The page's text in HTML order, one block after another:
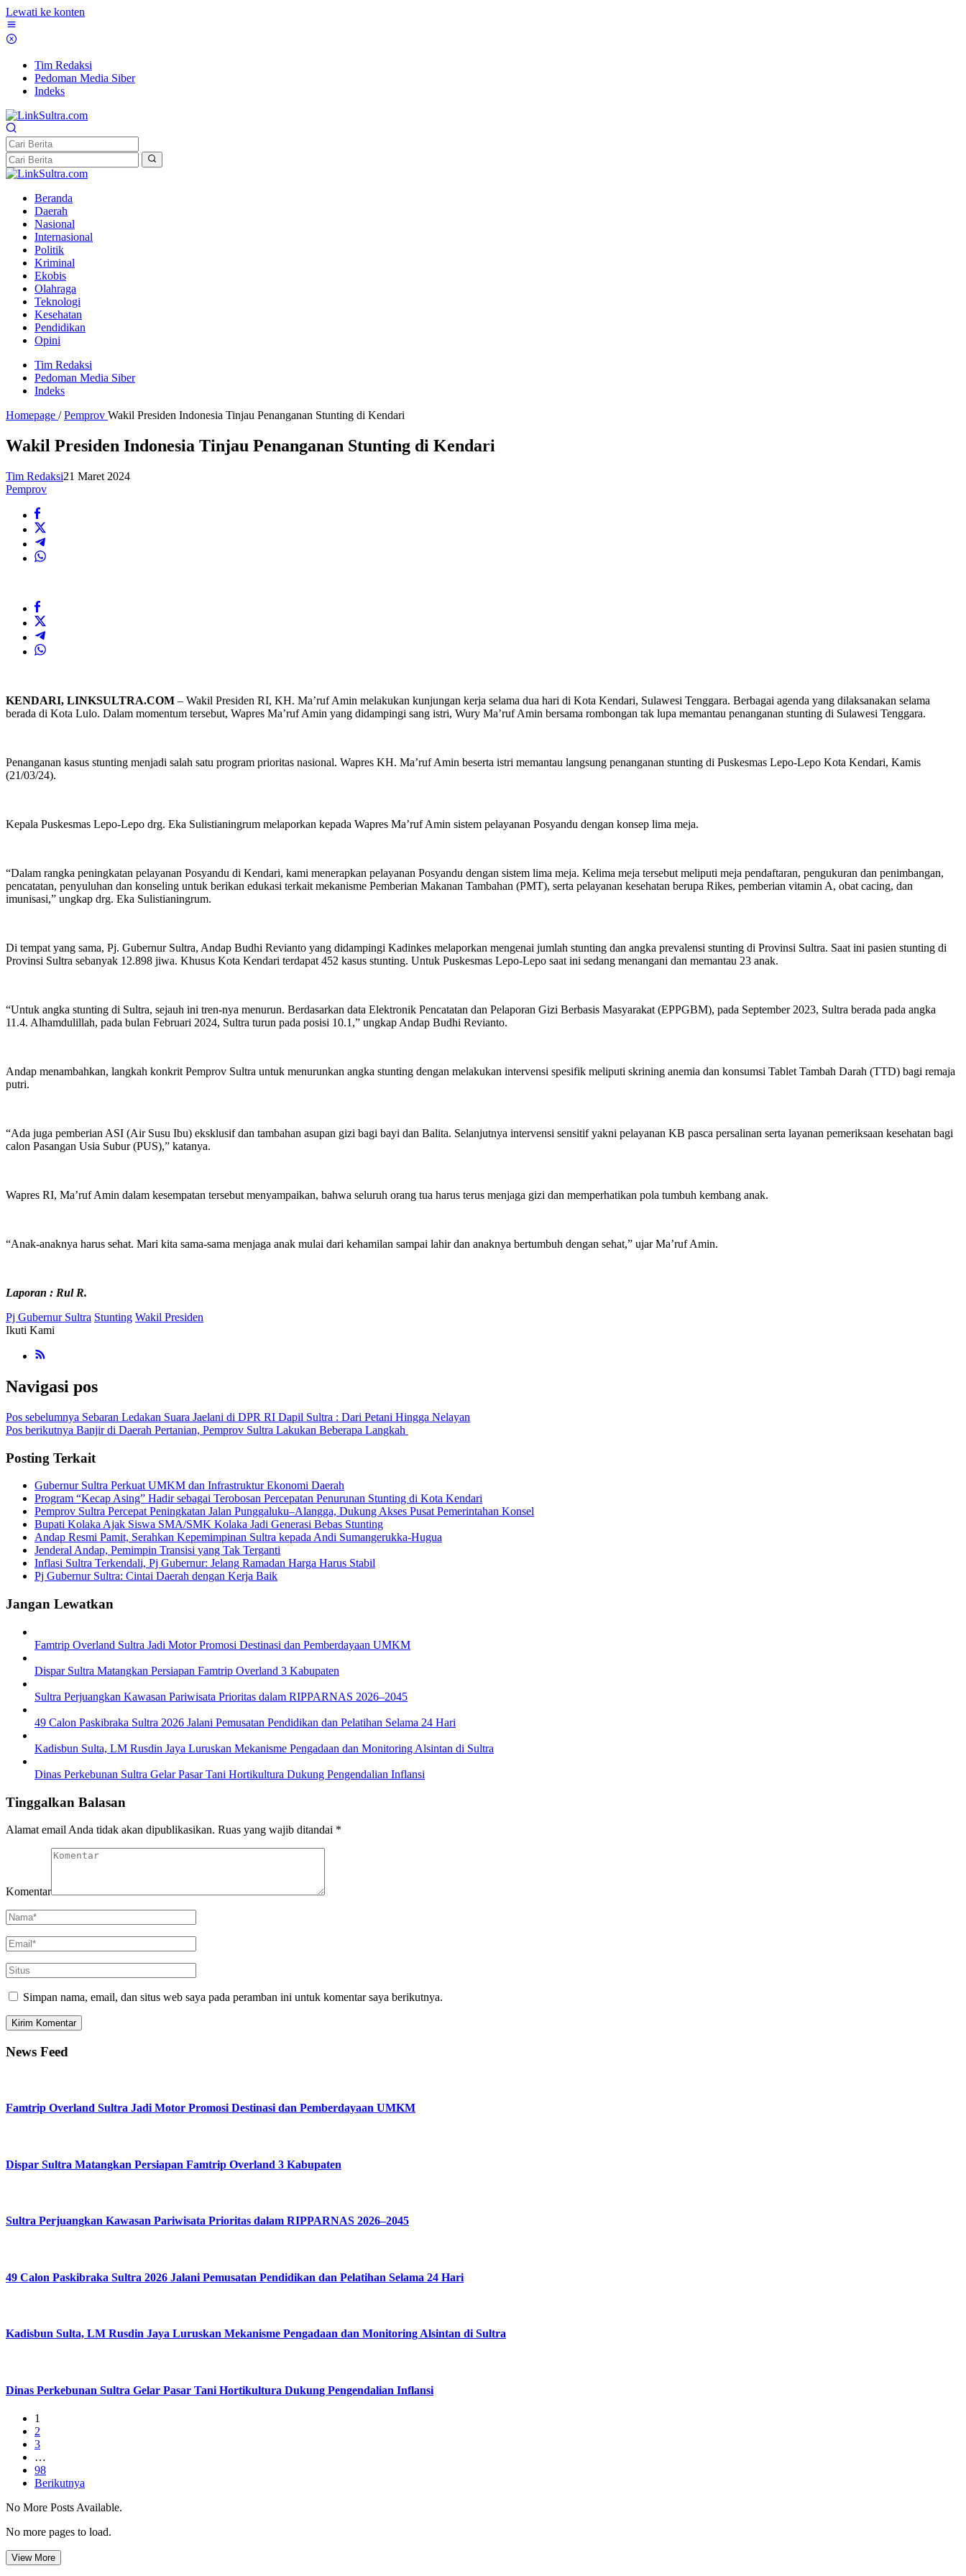
Lewati ke konten
Tim Redaksi
Pedoman Media Siber
Indeks
Beranda
Daerah
Nasional
Internasional
Politik
Kriminal
Ekobis
Olahraga
Teknologi
Kesehatan
Pendidikan
Opini
Tim Redaksi
Pedoman Media Siber
Indeks
Homepage / Pemprov Wakil Presiden Indonesia Tinjau Penanganan Stunting di Kendari
Wakil Presiden Indonesia Tinjau Penanganan Stunting di Kendari
Tim Redaksi21 Maret 2024
Pemprov
KENDARI, LINKSULTRA.COM – Wakil Presiden RI, KH. Ma’ruf Amin melakukan kunjungan kerja selama dua hari di Kota Kendari, Sulawesi Tenggara. Berbagai agenda yang dilaksanakan selama
berada di Kota Lulo. Dalam momentum tersebut, Wapres Ma’ruf Amin yang didampingi sang istri, Wury Ma’ruf Amin bersama rombongan tak lupa memantau penanganan stunting di Sulawesi Tenggara.
Penanganan kasus stunting menjadi salah satu program prioritas nasional. Wapres KH. Ma’ruf Amin beserta istri memantau langsung penanganan stunting di Puskesmas Lepo-Lepo Kota Kendari, Kamis
(21/03/24).
Kepala Puskesmas Lepo-Lepo drg. Eka Sulistianingrum melaporkan kepada Wapres Ma’ruf Amin sistem pelayanan Posyandu dengan konsep lima meja.
“Dalam rangka peningkatan pelayanan Posyandu di Kendari, kami menerapkan pelayanan Posyandu dengan sistem lima meja. Kelima meja tersebut meliputi meja pendaftaran, pengukuran dan penimbangan,
pencatatan, penyuluhan dan konseling untuk berikan edukasi terkait mekanisme Pemberian Makanan Tambahan (PMT), serta pelayanan kesehatan berupa Rikes, pemberian vitamin A, obat cacing, dan
imunisasi,” ungkap drg. Eka Sulistianingrum.
Di tempat yang sama, Pj. Gubernur Sultra, Andap Budhi Revianto yang didampingi Kadinkes melaporkan mengenai jumlah stunting dan angka prevalensi stunting di Provinsi Sultra. Saat ini pasien stunting di
Provinsi Sultra sebanyak 12.898 jiwa. Khusus Kota Kendari terdapat 452 kasus stunting. Untuk Puskesmas Lepo-Lepo saat ini sedang menangani dan memantau 23 anak.
“Untuk angka stunting di Sultra, sejauh ini tren-nya menurun. Berdasarkan data Elektronik Pencatatan dan Pelaporan Gizi Berbasis Masyarakat (EPPGBM), pada September 2023, Sultra berada pada angka
11.4. Alhamdulillah, pada bulan Februari 2024, Sultra turun pada posisi 10.1,” ungkap Andap Budhi Revianto.
Andap menambahkan, langkah konkrit Pemprov Sultra untuk menurunkan angka stunting dengan melakukan intervensi spesifik meliputi skrining anemia dan konsumsi Tablet Tambah Darah (TTD) bagi remaja
putri.
“Ada juga pemberian ASI (Air Susu Ibu) eksklusif dan tambahan asupan gizi bagi bayi dan Balita. Selanjutnya intervensi sensitif yakni pelayanan KB pasca persalinan serta layanan pemeriksaan kesehatan bagi
calon Pasangan Usia Subur (PUS),” katanya.
Wapres RI, Ma’ruf Amin dalam kesempatan tersebut menyampaikan, bahwa seluruh orang tua harus terus menjaga gizi dan memperhatikan pola tumbuh kembang anak.
“Anak-anaknya harus sehat. Mari kita sama-sama menjaga anak mulai dari kehamilan sampai lahir dan anaknya bertumbuh dengan sehat,” ujar Ma’ruf Amin.
Laporan : Rul R.
Pj Gubernur Sultra Stunting Wakil Presiden
Ikuti Kami
Navigasi pos
Pos sebelumnya Sebaran Ledakan Suara Jaelani di DPR RI Dapil Sultra : Dari Petani Hingga Nelayan
Pos berikutnya Banjir di Daerah Pertanian, Pemprov Sultra Lakukan Beberapa Langkah
Posting Terkait
Gubernur Sultra Perkuat UMKM dan Infrastruktur Ekonomi Daerah
Program “Kecap Asing” Hadir sebagai Terobosan Percepatan Penurunan Stunting di Kota Kendari
Pemprov Sultra Percepat Peningkatan Jalan Punggaluku–Alangga, Dukung Akses Pusat Pemerintahan Konsel
Bupati Kolaka Ajak Siswa SMA/SMK Kolaka Jadi Generasi Bebas Stunting
Andap Resmi Pamit, Serahkan Kepemimpinan Sultra kepada Andi Sumangerukka-Hugua
Jenderal Andap, Pemimpin Transisi yang Tak Terganti
Inflasi Sultra Terkendali, Pj Gubernur: Jelang Ramadan Harga Harus Stabil
Pj Gubernur Sultra: Cintai Daerah dengan Kerja Baik
Jangan Lewatkan
Famtrip Overland Sultra Jadi Motor Promosi Destinasi dan Pemberdayaan UMKM
Dispar Sultra Matangkan Persiapan Famtrip Overland 3 Kabupaten
Sultra Perjuangkan Kawasan Pariwisata Prioritas dalam RIPPARNAS 2026–2045
49 Calon Paskibraka Sultra 2026 Jalani Pemusatan Pendidikan dan Pelatihan Selama 24 Hari
Kadisbun Sulta, LM Rusdin Jaya Luruskan Mekanisme Pengadaan dan Monitoring Alsintan di Sultra
Dinas Perkebunan Sultra Gelar Pasar Tani Hortikultura Dukung Pengendalian Inflansi
Tinggalkan Balasan
Alamat email Anda tidak akan dipublikasikan. Ruas yang wajib ditandai *
Komentar
Simpan nama, email, dan situs web saya pada peramban ini untuk komentar saya berikutnya.
News Feed
Famtrip Overland Sultra Jadi Motor Promosi Destinasi dan Pemberdayaan UMKM
Dispar Sultra Matangkan Persiapan Famtrip Overland 3 Kabupaten
Sultra Perjuangkan Kawasan Pariwisata Prioritas dalam RIPPARNAS 2026–2045
49 Calon Paskibraka Sultra 2026 Jalani Pemusatan Pendidikan dan Pelatihan Selama 24 Hari
Kadisbun Sulta, LM Rusdin Jaya Luruskan Mekanisme Pengadaan dan Monitoring Alsintan di Sultra
Dinas Perkebunan Sultra Gelar Pasar Tani Hortikultura Dukung Pengendalian Inflansi
1
2
3
…
98
Berikutnya
No More Posts Available.
No more pages to load.
View More